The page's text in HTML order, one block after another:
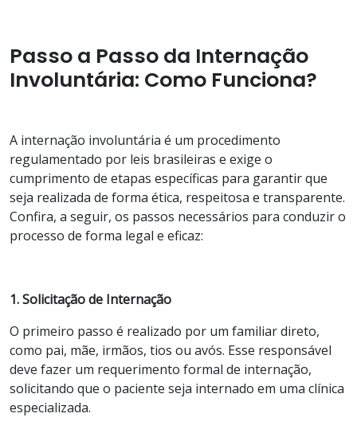
Passo a Passo da Internação
Involuntária: Como Funciona?
A internação involuntária é um procedimento
regulamentado por leis brasileiras e exige o
cumprimento de etapas específicas para garantir que
seja realizada de forma ética, respeitosa e transparente.
Confira, a seguir, os passos necessários para conduzir o
processo de forma legal e eficaz:
1. Solicitação de Internação
O primeiro passo é realizado por um familiar direto,
como pai, mãe, irmãos, tios ou avós. Esse responsável
deve fazer um requerimento formal de internação,
solicitando que o paciente seja internado em uma clínica
especializada.